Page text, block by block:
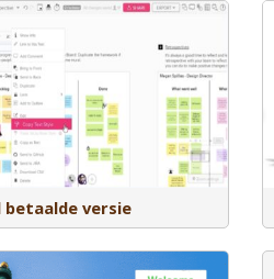
betaalde versie
of videoservice? Dan kun je vaak uit
verschillende videovormen kiezen.
Denk aan een lightboard, greenscreen,
schermopnames en praktische
instructievideo’s. Je video’s kun je
vervolgens op het bijbehorende
platform online zetten in je eigen kanaal
of een kanaal voor je opleiding. Op
deze manier zijn de video’s eenvoudig
te vinden en te bekijken.